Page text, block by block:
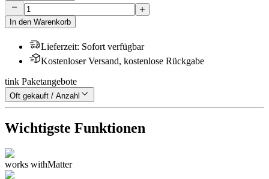
In den Warenkorb
Lieferzeit: Sofort verfügbar
Kostenloser Versand, kostenlose Rückgabe
tink Paketangebote
Oft gekauft / Anzahl
Wichtigste Funktionen
works withMatter